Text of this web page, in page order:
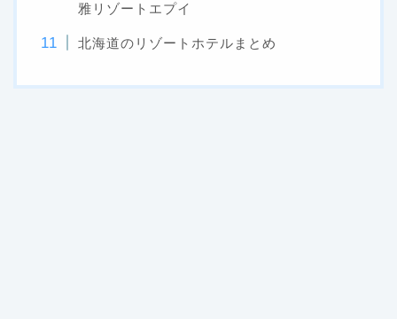
雅リゾートエプイ
北海道のリゾートホテルまとめ